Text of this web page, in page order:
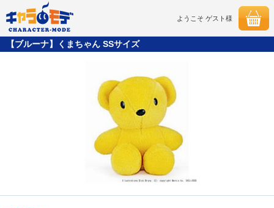
ようこそ ゲスト様
【ブルーナ】くまちゃん SSサイズ